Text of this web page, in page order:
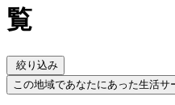
覧
絞り込み
この地域であなたにあった生活サ